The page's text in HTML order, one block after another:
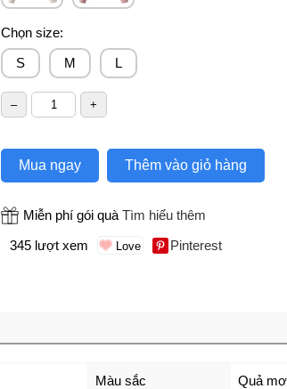
Chọn size:
S
M L
Mua ngay Thêm vào giỏ hàng
Miễn phí gói quàTìm hiểu thêm
345 lượt xem
Pinterest
Màu sắc Quả mơ